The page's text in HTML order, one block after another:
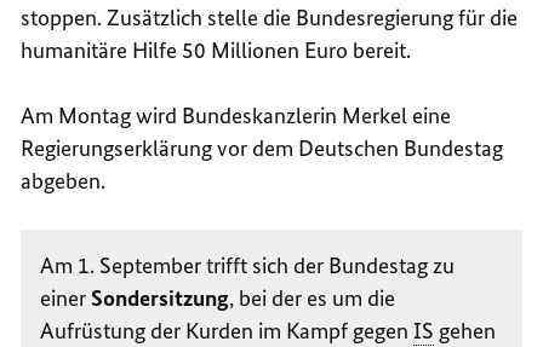
stoppen. Zusätzlich stelle die Bundesregierung für die
humanitäre Hilfe 50 Millionen Euro bereit.
Am Montag wird Bundeskanzlerin Merkel eine
Regierungserklärung vor dem Deutschen Bundestag
abgeben.
Am 1. September trifft sich der Bundestag zu
einer Sondersitzung, bei der es um die
Aufrüstung der Kurden im Kampf gegenIS gehen